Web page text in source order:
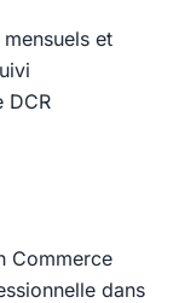
et
DCR
Commerce
dans